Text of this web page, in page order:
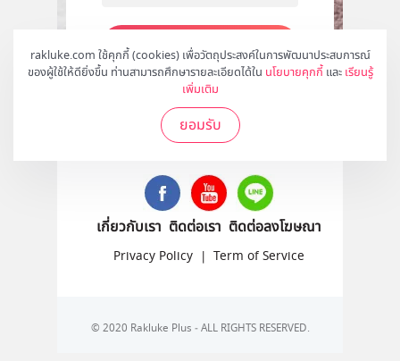
rakluke.com ใช้คุกกี้ (cookies) เพื่อวัตถุประสงค์ในการพัฒนาประสบการณ์
ของผู้ใช้ให้ดียิ่งขึ้น ท่านสามารถศึกษารายละเอียดได้ใน นโยบายคุกกี้ และ เรียนรู้
เพิ่มเติม
ยอมรับ
สมัคร
ติดตามเราได้ที่
เกี่ยวกับเรา ติดต่อเรา ติดต่อลงโฆษณา
Privacy Policy | Term of Service
© 2020 Rakluke Plus - ALL RIGHTS RESERVED.